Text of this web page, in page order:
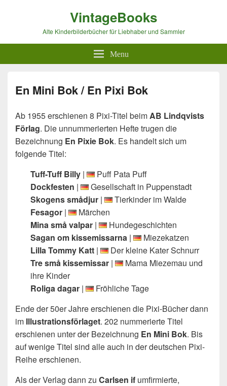
VintageBooks
Alte Kinderbilderbücher für Liebhaber und Sammler
Menu
En Mini Bok / En Pixi Bok
Ab 1955 erschienen 8 Pixi-Titel beimAB Lindqvists
Förlag. Die unnummerierten Hefte trugen die
Bezeichnung En Pixie Bok. Es handelt sich um
folgende Titel:
Tuff-Tuff Billy |
Puff Pata Puff
Dockfesten |
Gesellschaft in Puppenstadt
Skogens smådjur |
Tierkinder im Walde
Fesagor |
Märchen
Mina små valpar |
Hundegeschichten
Sagan om kissemissarna |
Miezekatzen
Lilla Tommy Katt |
Der kleine Kater Schnurr
Tre små kissemissar |
Mama Miezemau und
ihre Kinder
Roliga dagar |
Fröhliche Tage
Ende der 50er Jahre erschienen die Pixi-Bücher dann
im Illustrationsförlaget. 202 nummerierte Titel
erschienen unter der Bezeichnung En Mini Bok. Bis
auf wenige Titel sind alle auch in der deutschen Pixi-
Reihe erschienen.
Als der Verlag dann zu Carlsen if umfirmierte,